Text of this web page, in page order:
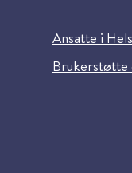
Ansatte i
Brukerstøtte